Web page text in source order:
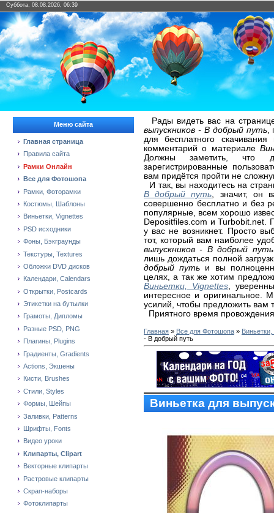
Суббота, 08.08.2026, 06:39
Меню сайта
Главная страница
Правила сайта
Рамки Онлайн
Все для Фотошопа
Рамки, Фоторамки
Костюмы, Шаблоны
Виньетки, Vignettes
PSD исходники
Фоны, Бэкграунды
Текстуры, Textures
Обложки DVD дисков
Календари, Calendars
Открытки, Postcards
Этикетки на бутылки
Грамоты, Дипломы
Разные PSD, PNG
Плагины, Plugins
Градиенты, Gradients
Actions, Экшены
Кисти, Brushes
Стили, Styles
Формы, Шейпы
Заливки, Patterns
Шрифты, Fonts
Видео уроки
Клипарты, Clipart
Векторные клипарты
Растровые клипарты
Скрап-наборы
Фотоклипарты
Рады видеть вас на
выпускников - В добрый путь,
для бесплатного
комментарий о материале
Должны заметить, что
зарегистрированные
вам придётся пройти не
И так, вы находитесь на
В добрый путь, значит, он
совершенно бесплатно и без
популярные, всем хорошо
Depositfiles.com и Turbobit.net.
у вас не возникнет. Просто
тот, который вам наиболее
выпускников - В добрый
лишь дождаться полной
добрый путь и вы
целях, а так же хотим
Виньетки, Vignettes,
интересное и оригинальное.
усилий, чтобы предложить вам
Приятного время
Главная » Все для Фотошопа »
- В добрый путь
Виньетка для